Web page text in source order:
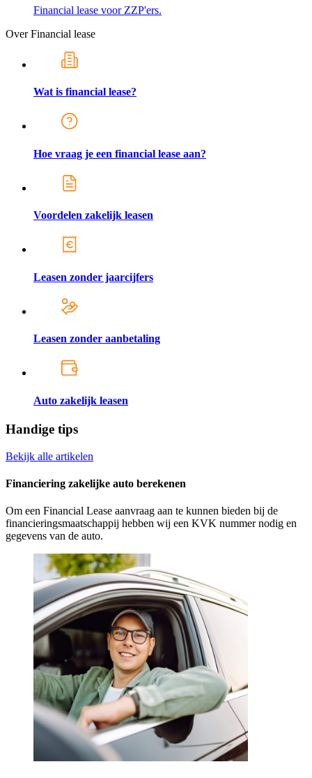
Financial lease voor ZZP'ers.
Over Financial lease
Wat is financial lease?
Hoe vraag je een financial lease aan?
Voordelen zakelijk leasen
Leasen zonder jaarcijfers
Leasen zonder aanbetaling
Auto zakelijk leasen
Handige tips
Bekijk alle artikelen
Financiering zakelijke auto berekenen
Om een Financial Lease aanvraag aan te kunnen bieden bij de
financieringsmaatschappij hebben wij een KVK nummer nodig en
gegevens van de auto.